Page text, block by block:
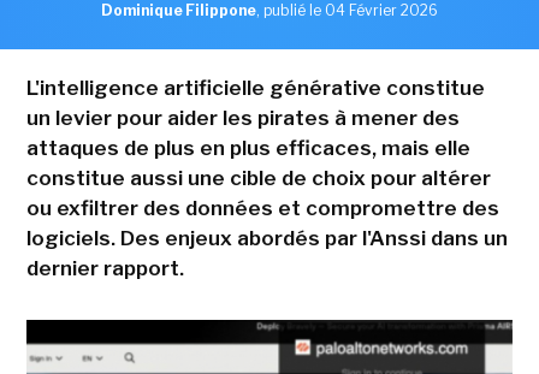
Dominique Filippone, publié le 04 Février 2026
L'intelligence artificielle générative constitue
un levier pour aider les pirates à mener des
attaques de plus en plus efficaces, mais elle
constitue aussi une cible de choix pour altérer
ou exfiltrer des données et compromettre des
logiciels. Des enjeux abordés par l'Anssi dans un
dernier rapport.